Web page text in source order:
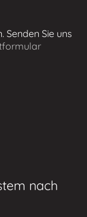
Senden Sie uns
nach